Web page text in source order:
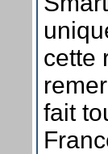
cette
fait